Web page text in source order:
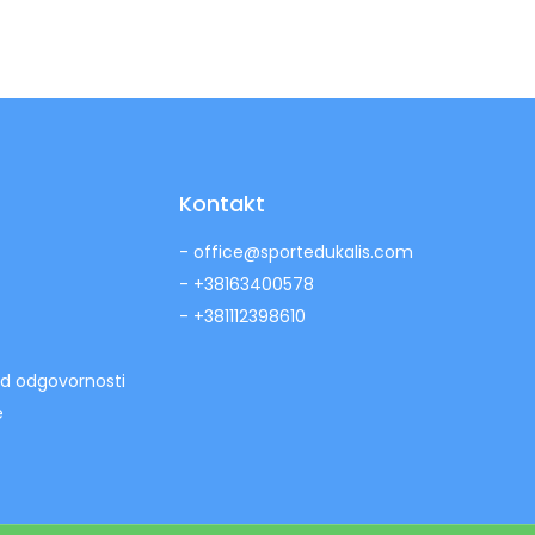
odgovornosti
Kontakt
- office@sportedukalis.com
- +38163400578
- +381112398610